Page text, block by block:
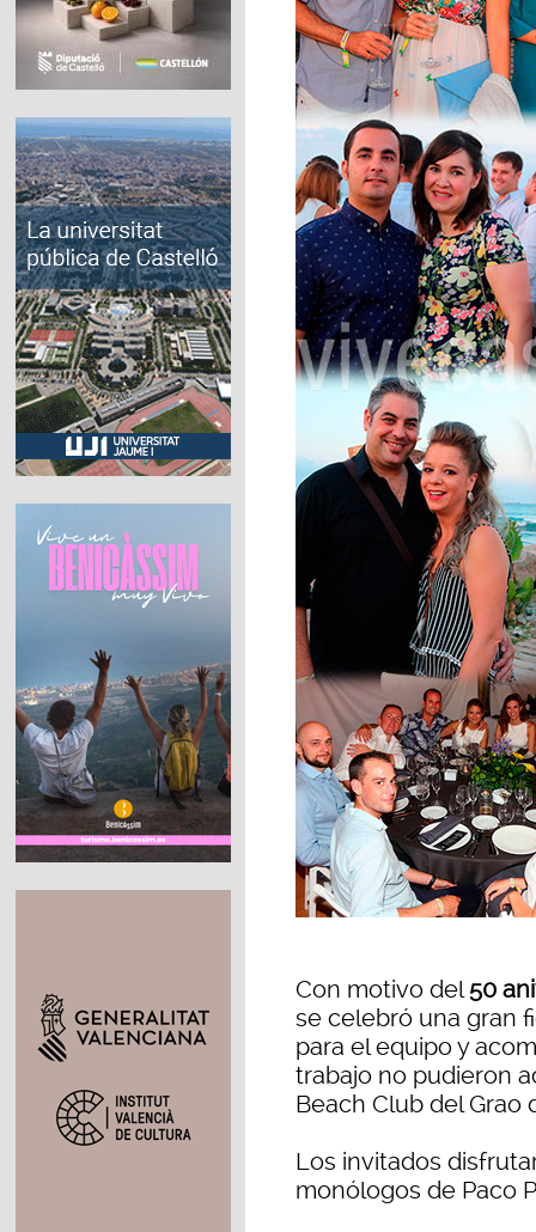
Con motivo del50
se celebró una gran
para el equipo y
trabajo no pudieron
Beach Club del Grao
Los invitados
monólogos de Paco